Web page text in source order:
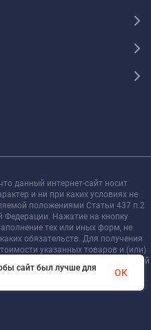
данный интернет-сайт носит
и ни при каких условиях не
положениями Статьи 437 п.2
Федерации. Нажатие на кнопку
тех или иных форм, не
обязательств. Для получения
указанных товаров и (или)
сайта с помощью специальной
+7 921 755-09-90
сайт был лучше для
OK